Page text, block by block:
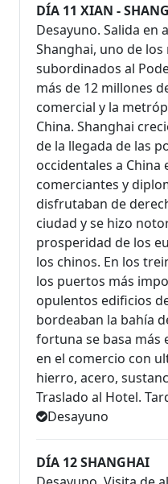
DÍA 11 XIAN -
Desayuno. Salida en
Shanghai, uno de
subordinados al
más de 12 millones
comercial y la
China. Shanghai
de la llegada de las
occidentales a China
comerciantes y
disfrutaban de
ciudad y se hizo
prosperidad de los
los chinos. En los
los puertos más
opulentos edificios
bordeaban la bahía
fortuna se basa más
en el comercio con
hierro, acero,
Traslado al Hotel.
Desayuno
DÍA 12 SHANGHAI